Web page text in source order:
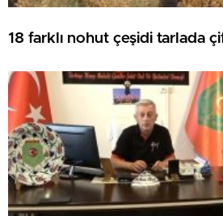
18 farklı nohut çeşidi tarlada